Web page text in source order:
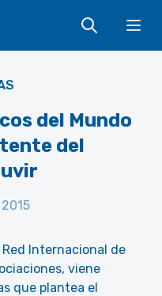
del Mundo
del
Red Internacional de
viene
que plantea el